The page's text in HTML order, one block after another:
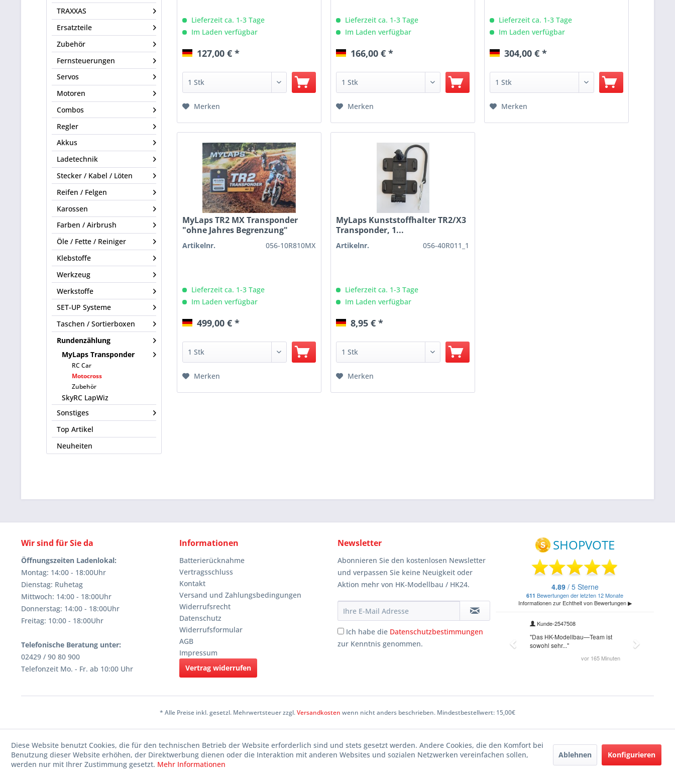
TRAXXAS
Ersatzteile
Zubehör
Fernsteuerungen
Servos
Motoren
Combos
Regler
Akkus
Ladetechnik
Stecker / Kabel / Löten
Reifen / Felgen
Karossen
Farben / Airbrush
Öle / Fette / Reiniger
Klebstoffe
Werkzeug
Werkstoffe
SET-UP Systeme
Taschen / Sortierboxen
Rundenzählung
MyLaps Transponder
RC Car
Motocross
Zubehör
SkyRC LapWiz
Sonstiges
Top Artikel
Neuheiten
Lieferzeit ca. 1-3 Tage
Im Laden verfügbar
127,00 € *
Merken
Lieferzeit ca. 1-3 Tage
Im Laden verfügbar
166,00 € *
Merken
Lieferzeit ca. 1-3 Tage
Im Laden verfügbar
304,00 € *
Merken
MyLaps TR2 MX Transponder
"ohne Jahres Begrenzung"
Artikelnr. 056-10R810MX
Lieferzeit ca. 1-3 Tage
Im Laden verfügbar
499,00 € *
Merken
MyLaps Kunststoffhalter TR2/X3
Transponder, 1...
Artikelnr. 056-40R011_1
Lieferzeit ca. 1-3 Tage
Im Laden verfügbar
8,95 € *
Merken
Wir sind für Sie da
Öffnungszeiten Ladenlokal:
Montag: 14:00 - 18:00Uhr
Dienstag: Ruhetag
Mittwoch: 14:00 - 18:00Uhr
Donnerstag: 14:00 - 18:00Uhr
Freitag: 10:00 - 18:00Uhr
Telefonische Beratung unter:
02429 / 90 80 900
Telefonzeit Mo. - Fr. ab 10:00 Uhr
Informationen
Batterierücknahme
Vertragsschluss
Kontakt
Versand und Zahlungsbedingungen
Widerrufsrecht
Datenschutz
Widerrufsformular
AGB
Impressum
Vertrag widerrufen
Newsletter
Abonnieren Sie den kostenlosen Newsletter
und verpassen Sie keine Neuigkeit oder
Aktion mehr von HK-Modellbau / HK24.
Ich habe die Datenschutzbestimmungen
zur Kenntnis genommen.
* Alle Preise inkl. gesetzl. Mehrwertsteuer zzgl.Versandkosten wenn nicht anders beschrieben. Mindestbestellwert: 15,00€
Diese Website benutzt Cookies, die für den technischen Betrieb der Website erforderlich sind und stets gesetzt werden. Andere Cookies, die den Komfort bei
Benutzung dieser Website erhöhen, der Direktwerbung dienen oder die Interaktion mit anderen Websites und sozialen Netzwerken vereinfachen sollen,
werden nur mit Ihrer Zustimmung gesetzt. Mehr Informationen
Ablehnen Konfigurieren